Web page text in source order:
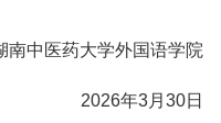
南中医药大学外国语学院
2026年3月30日